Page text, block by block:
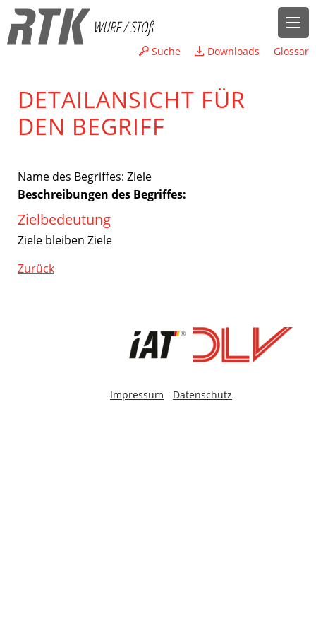
Suche Downloads Glossar
DETAILANSICHT FÜR
DEN BEGRIFF
Name des Begriffes: Ziele
Beschreibungen des Begriffes:
Zielbedeutung
Ziele bleiben Ziele
Zurück
Impressum Datenschutz